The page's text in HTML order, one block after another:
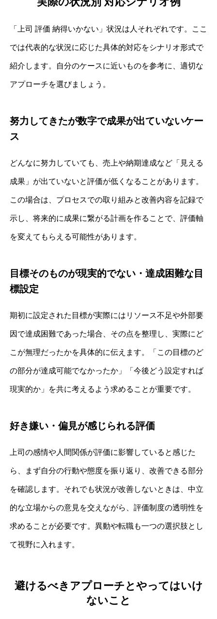
「上司 評価 納得いかない」状況は人それぞれです。ここ
では代表的な状況に応じた具体的対応をシナリオ形式で
紹介します。自分のケースに近いものを参考に、適切な
アプローチを選びましょう。
努力してきたが数字で成果が出ていないケー
ス
どんなに努力していても、売上や納期達成など「見える
成果」が出ていないと評価が低くなることがあります。
この場合は、プロセスでの取り組みと改善内容を記録で
示し、将来的に成果に繋がる計画を作ることで、評価軸
を変えてもらえる可能性があります。
目標そのものが現実的でない・達成困難な目
標設定
期初に設定された目標が実際にはリソース不足や外部要
因で達成困難であった場合、その点を整理し、実際にど
こが無理だったかを具体的に伝えます。「この目標のど
の部分が達成可能でなかったか」「今後どう設定すれば
現実的か」を共に考えるよう求めることが重要です。
好き嫌い・偏見が感じられる評価
上司の感情や人間関係が評価に影響していると感じた
ら、まず自分の行動や態度を振り返り、改善できる部分
を確認します。それでも状況が改善しないときは、中立
的な立場からの意見を交えながら、評価制度の透明性を
求めることが必要です。異動や転職も一つの選択肢とし
て視野に入れます。
避けるべきアプローチとやってはいけ
ないこと